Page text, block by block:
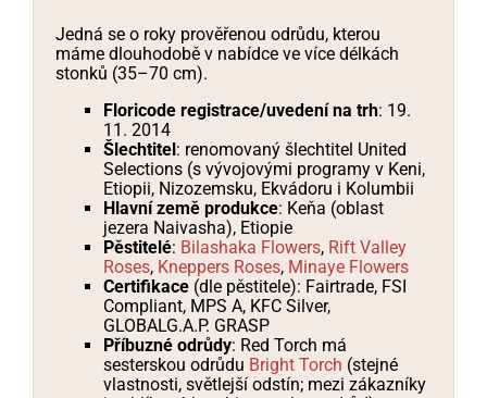
Jedná se o roky prověřenou odrůdu, kterou
máme dlouhodobě v nabídce ve více délkách
stonků (35–70 cm).
Floricode registrace/uvedení na trh: 19.
11. 2014
Šlechtitel: renomovaný šlechtitel United
Selections (s vývojovými programy v Keni,
Etiopii, Nizozemsku, Ekvádoru i Kolumbii
Hlavní země produkce: Keňa (oblast
jezera Naivasha), Etiopie
Pěstitelé: Bilashaka Flowers, Rift Valley
Roses, Kneppers Roses, Minaye Flowers
Certifikace (dle pěstitele): Fairtrade, FSI
Compliant, MPS A, KFC Silver,
GLOBALG.A.P. GRASP
Příbuzné odrůdy: Red Torch má
sesterskou odrůdu Bright Torch (stejné
vlastnosti, světlejší odstín; mezi zákazníky